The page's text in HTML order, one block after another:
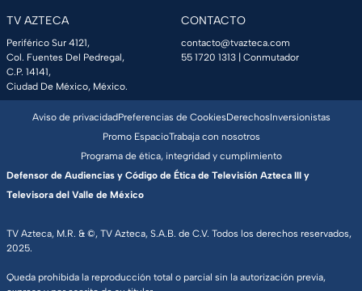
TV AZTECA
Periférico Sur 4121,
Col. Fuentes Del Pedregal,
C.P. 14141,
Ciudad De México, México.
CONTACTO
contacto@tvazteca.com
55 1720 1313 | Conmutador
TV Azteca, M.R. & ©, TV Azteca, S.A.B. de C.V. Todos los derechos reservados,
2025.
Queda prohibida la reproducción total o parcial sin la autorización previa,
Aviso de privacidadPreferencias de CookiesDerechosInversionistas
Promo EspacioTrabaja con nosotros
Programa de ética, integridad y cumplimiento
Defensor de Audiencias y Código de Ética de Televisión Azteca III y
Televisora del Valle de México